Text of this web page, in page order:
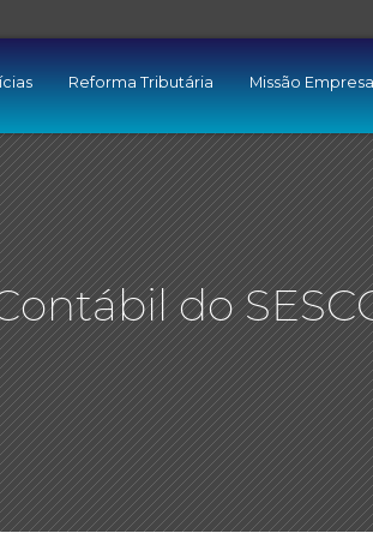
Reforma Tributária Missão
do